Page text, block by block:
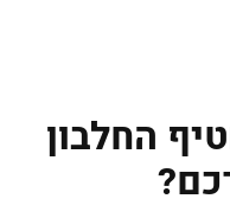
החלבון